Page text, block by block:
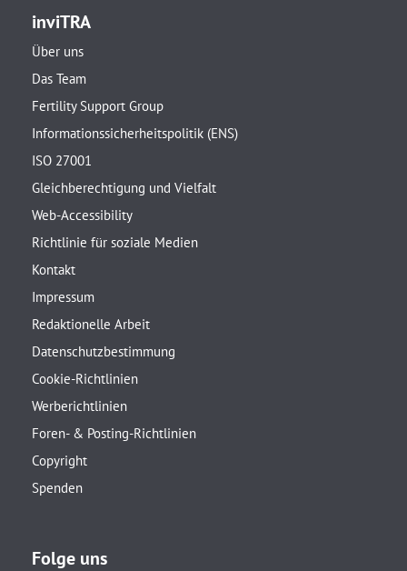
inviTRA
Über uns
Das Team
Fertility Support Group
Informationssicherheitspolitik (ENS)
ISO 27001
Gleichberechtigung und Vielfalt
Web-Accessibility
Richtlinie für soziale Medien
Kontakt
Impressum
Redaktionelle Arbeit
Datenschutzbestimmung
Cookie-Richtlinien
Werberichtlinien
Foren- & Posting-Richtlinien
Copyright
Spenden
Folge uns